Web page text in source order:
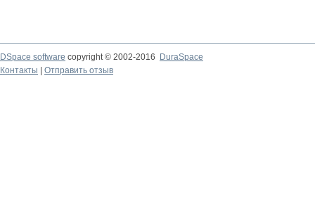
DSpace software copyright © 2002-2016
DuraSpace
Контакты
Отправить отзыв